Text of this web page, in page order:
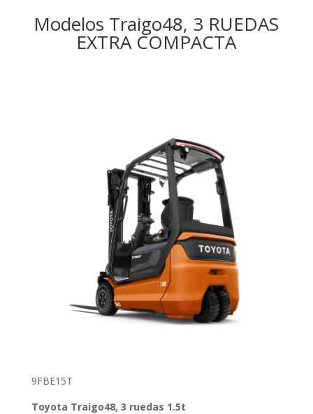
Modelos Traigo48, 3 RUEDAS
EXTRA COMPACTA
9FBE15T
Toyota Traigo48, 3 ruedas 1.5t